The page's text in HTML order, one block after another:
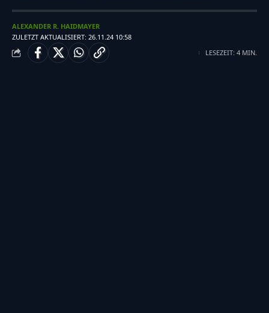
ZULETZT AKTUALISIERT: 26.11.24 10:58
ALEXANDER R. HAIDMAYER
LESEZEIT: 4 MIN.